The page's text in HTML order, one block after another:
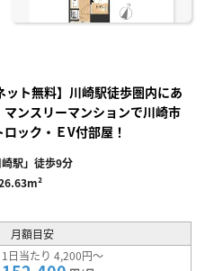
ット無料】川崎駅徒歩圏内にあ
ンスリーマンションで川崎市
ック・ＥV付部屋！
駅」徒歩9分
月額目安
1日当たり 4,200円～